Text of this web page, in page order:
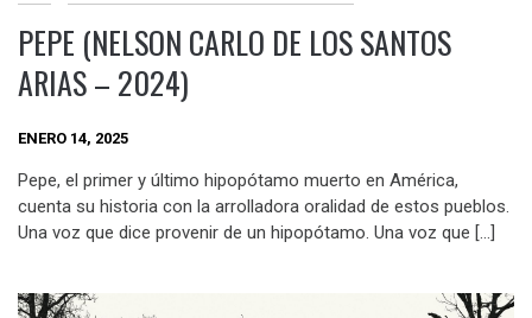
PEPE (NELSON CARLO DE LOS SANTOS
ARIAS – 2024)
ENERO 14, 2025
Pepe, el primer y último hipopótamo muerto en América,
cuenta su historia con la arrolladora oralidad de estos pueblos.
Una voz que dice provenir de un hipopótamo. Una voz que […]